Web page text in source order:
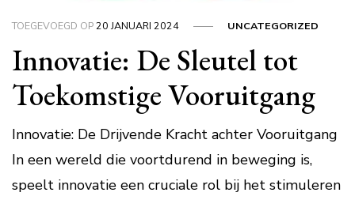
TOEGEVOEGD OP20 JANUARI 2024 UNCATEGORIZED
Innovatie: De Sleutel tot
Toekomstige Vooruitgang
Innovatie: De Drijvende Kracht achter Vooruitgang
In een wereld die voortdurend in beweging is,
speelt innovatie een cruciale rol bij het stimuleren